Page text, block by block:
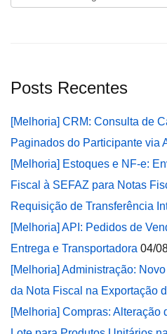
Posts Recentes
[Melhoria] CRM: Consulta de
Paginados do Participante via
[Melhoria] Estoques e NF-e:
Fiscal à SEFAZ para Notas
Requisição de Transferência
[Melhoria] API: Pedidos de
Entrega e Transportadora 04/
[Melhoria] Administração:
da Nota Fiscal na Exportação
[Melhoria] Compras: Alteração